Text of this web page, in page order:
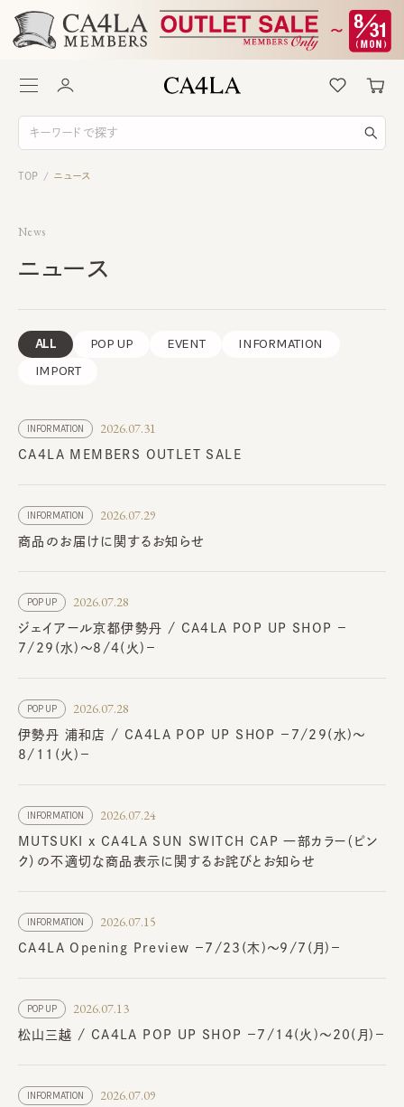
TOP / ニュース
News
ニュース
ALL POP UP EVENT
INFORMATION
IMPORT
INFORMATION 2026.07.31
CA4LA MEMBERS OUTLET SALE
INFORMATION 2026.07.29
商品のお届けに関するお知らせ
POP UP 2026.07.28
ジェイアール京都伊勢丹 / CA4LA POP UP SHOP －
7/29(水)～8/4(火)－
POP UP 2026.07.28
伊勢丹 浦和店 / CA4LA POP UP SHOP －7/29(水)～
8/11(火)－
INFORMATION 2026.07.24
MUTSUKI x CA4LA SUN SWITCH CAP 一部カラー（ピン
ク）の不適切な商品表示に関するお詫びとお知らせ
INFORMATION 2026.07.15
CA4LA Opening Preview －7/23(木)～9/7(月)－
POP UP 2026.07.13
松山三越 / CA4LA POP UP SHOP －7/14(火)～20(月)－
INFORMATION 2026.07.09